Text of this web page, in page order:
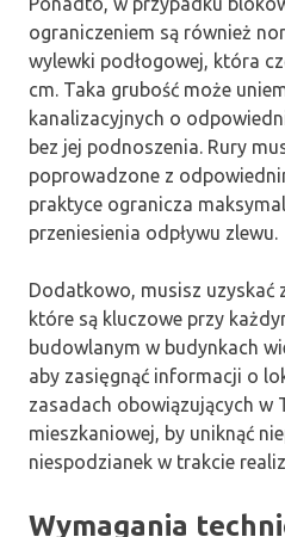
ograniczeniem są również
wylewki podłogowej, która
cm. Taka grubość może
kanalizacyjnych o
bez jej podnoszenia. Rury
poprowadzone z
praktyce ogranicza
przeniesienia odpływu zlewu.
Dodatkowo, musisz uzyskać
które są kluczowe przy
budowlanym w budynkach
aby zasięgnąć informacji o
zasadach obowiązujących w
mieszkaniowej, by uniknąć
niespodzianek w trakcie
Wymagania